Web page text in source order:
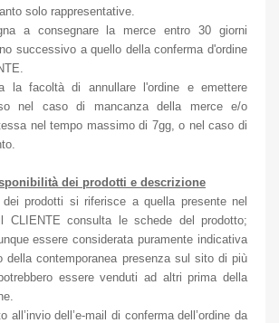
solo rappresentative.
a consegnare la merce entro 30 giorni
successivo a quello della conferma d'ordine
la facoltà di annullare l'ordine e emettere
nel caso di mancanza della merce e/o
nel tempo massimo di 7gg, o nel caso di
dei prodotti e descrizione
prodotti si riferisce a quella presente nel
CLIENTE consulta le schede del prodotto;
essere considerata puramente indicativa
della contemporanea presenza sul sito di più
essere venduti ad altri prima della
all’invio dell’e-mail di conferma dell’ordine da